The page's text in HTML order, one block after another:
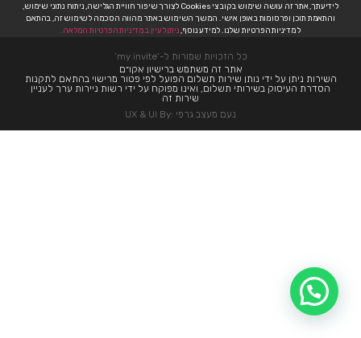
לידיעתך, אתר זה עושה שימוש בקובצי Cookies לצורך שיפור חוויית הגלישה, ניתוח נתוני שימוש,
והתאמת תוכן ופרסומות באופן אישי. המשך השימוש באתר מהווה הסכמה לשימוש זה, בהתאם
למדיניות הפרטיות שלנו. למידע נוסף,ניתן לעיין במדיניות הפרטיות המלאה.
כל הזכויות שמורות ל-’my invite’
אתר זה משתמש ברישיון אקו״ם
השירות ניתן על ידי נותן שירות תשלום הפועל לפי פטור מרישוי בהתאם לתקנות
הסדרת העיסוק בשירותי תשלום, ואינו מפוקח על ידי רשות ניירות ערך לעניין
שירות זה
נעם מעצב גרפי :UX & UI By